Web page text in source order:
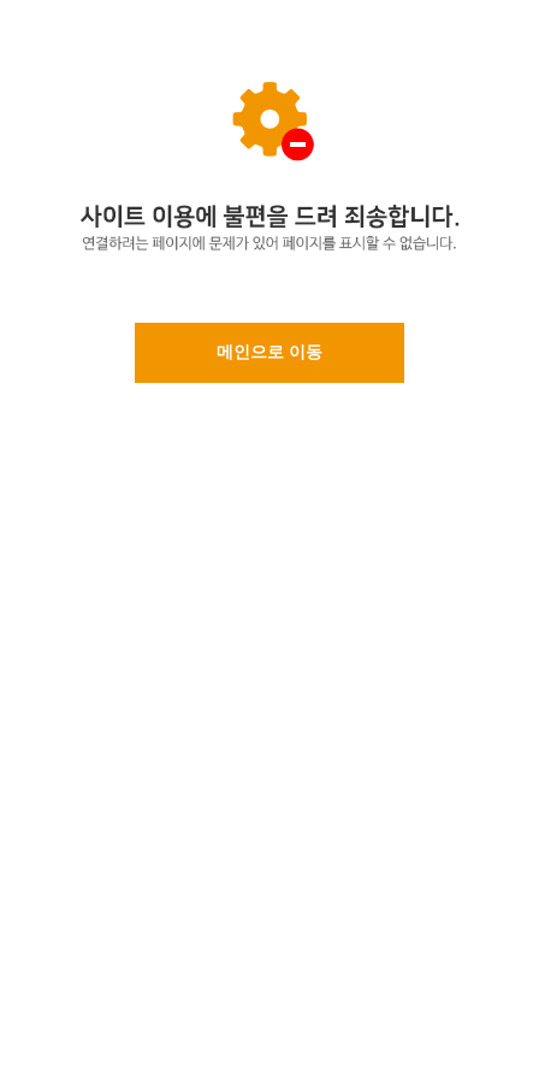
메인으로 이동